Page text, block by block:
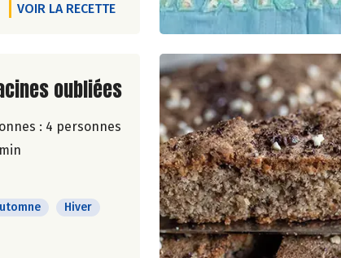
VOIR LA RECETTE
la recette
oubliées
: 4 personnes
Hiver